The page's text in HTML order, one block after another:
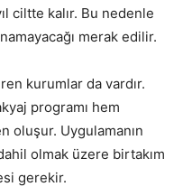
ciltte kalır. Bu nedenle
merak edilir.
kurumlar da vardır.
programı hem
oluşur. Uygulamanın
olmak üzere birtakım
gerekir.